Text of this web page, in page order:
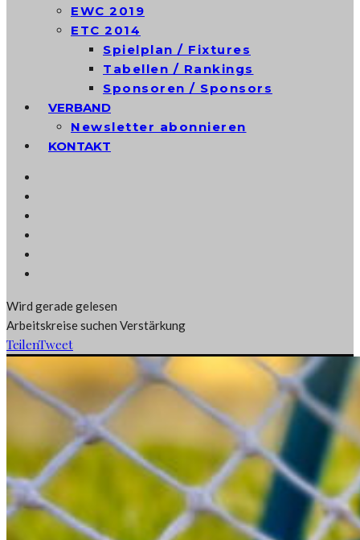
EWC 2019
ETC 2014
Spielplan / Fixtures
Tabellen / Rankings
Sponsoren / Sponsors
VERBAND
Newsletter abonnieren
KONTAKT
Wird gerade gelesen
Arbeitskreise suchen Verstärkung
TeilenTweet